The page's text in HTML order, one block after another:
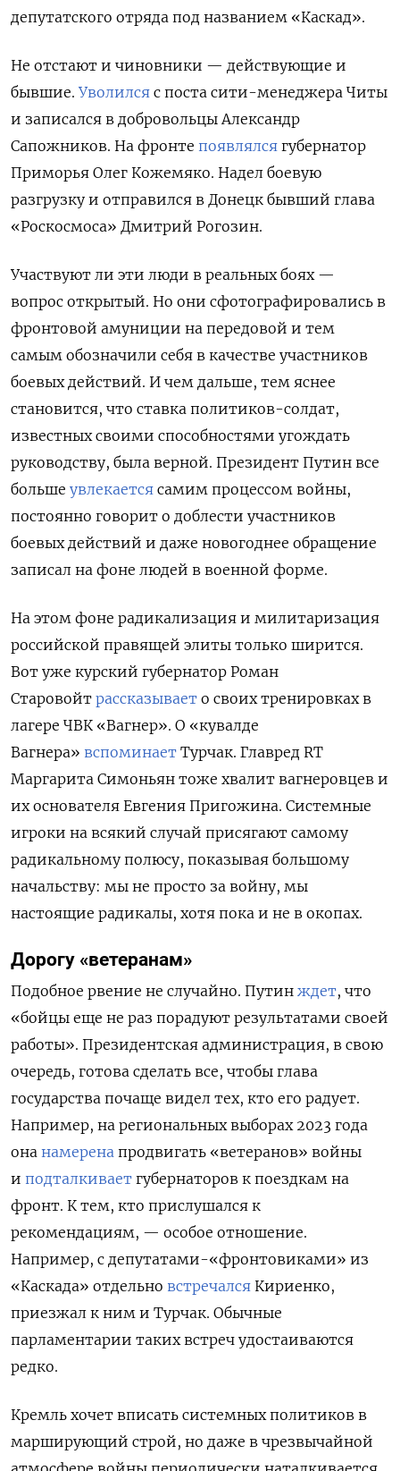
депутатского отряда под названием «Каскад».
Не отстают и чиновники — действующие и
бывшие. Уволился с поста сити-менеджера Читы
и записался в добровольцы Александр
Сапожников. На фронте появлялся губернатор
Приморья Олег Кожемяко. Надел боевую
разгрузку и отправился в Донецк бывший глава
«Роскосмоса» Дмитрий Рогозин.
Участвуют ли эти люди в реальных боях —
вопрос открытый. Но они сфотографировались в
фронтовой амуниции на передовой и тем
самым обозначили себя в качестве участников
боевых действий. И чем дальше, тем яснее
становится, что ставка политиков-солдат,
известных своими способностями угождать
руководству, была верной. Президент Путин все
больше увлекается самим процессом войны,
постоянно говорит о доблести участников
боевых действий и даже новогоднее обращение
записал на фоне людей в военной форме.
На этом фоне радикализация и милитаризация
российской правящей элиты только ширится.
Вот уже курский губернатор Роман
Старовойт рассказывает о своих тренировках в
лагере ЧВК «Вагнер». О «кувалде
Вагнера» вспоминает Турчак. Главред RT
Маргарита Симоньян тоже хвалит вагнеровцев и
их основателя Евгения Пригожина. Системные
игроки на всякий случай присягают самому
радикальному полюсу, показывая большому
начальству: мы не просто за войну, мы
настоящие радикалы, хотя пока и не в окопах.
Дорогу «ветеранам»
Подобное рвение не случайно. Путин ждет, что
«бойцы еще не раз порадуют результатами своей
работы». Президентская администрация, в свою
очередь, готова сделать все, чтобы глава
государства почаще видел тех, кто его радует.
Например, на региональных выборах 2023 года
она намерена продвигать «ветеранов» войны
и подталкивает губернаторов к поездкам на
фронт. К тем, кто прислушался к
рекомендациям, — особое отношение.
Например, с депутатами-«фронтовиками» из
«Каскада» отдельно встречался Кириенко,
приезжал к ним и Турчак. Обычные
парламентарии таких встреч удостаиваются
редко.
Кремль хочет вписать системных политиков в
марширующий строй, но даже в чрезвычайной